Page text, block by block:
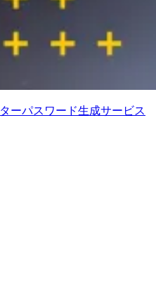
ーパスワード生成サービス